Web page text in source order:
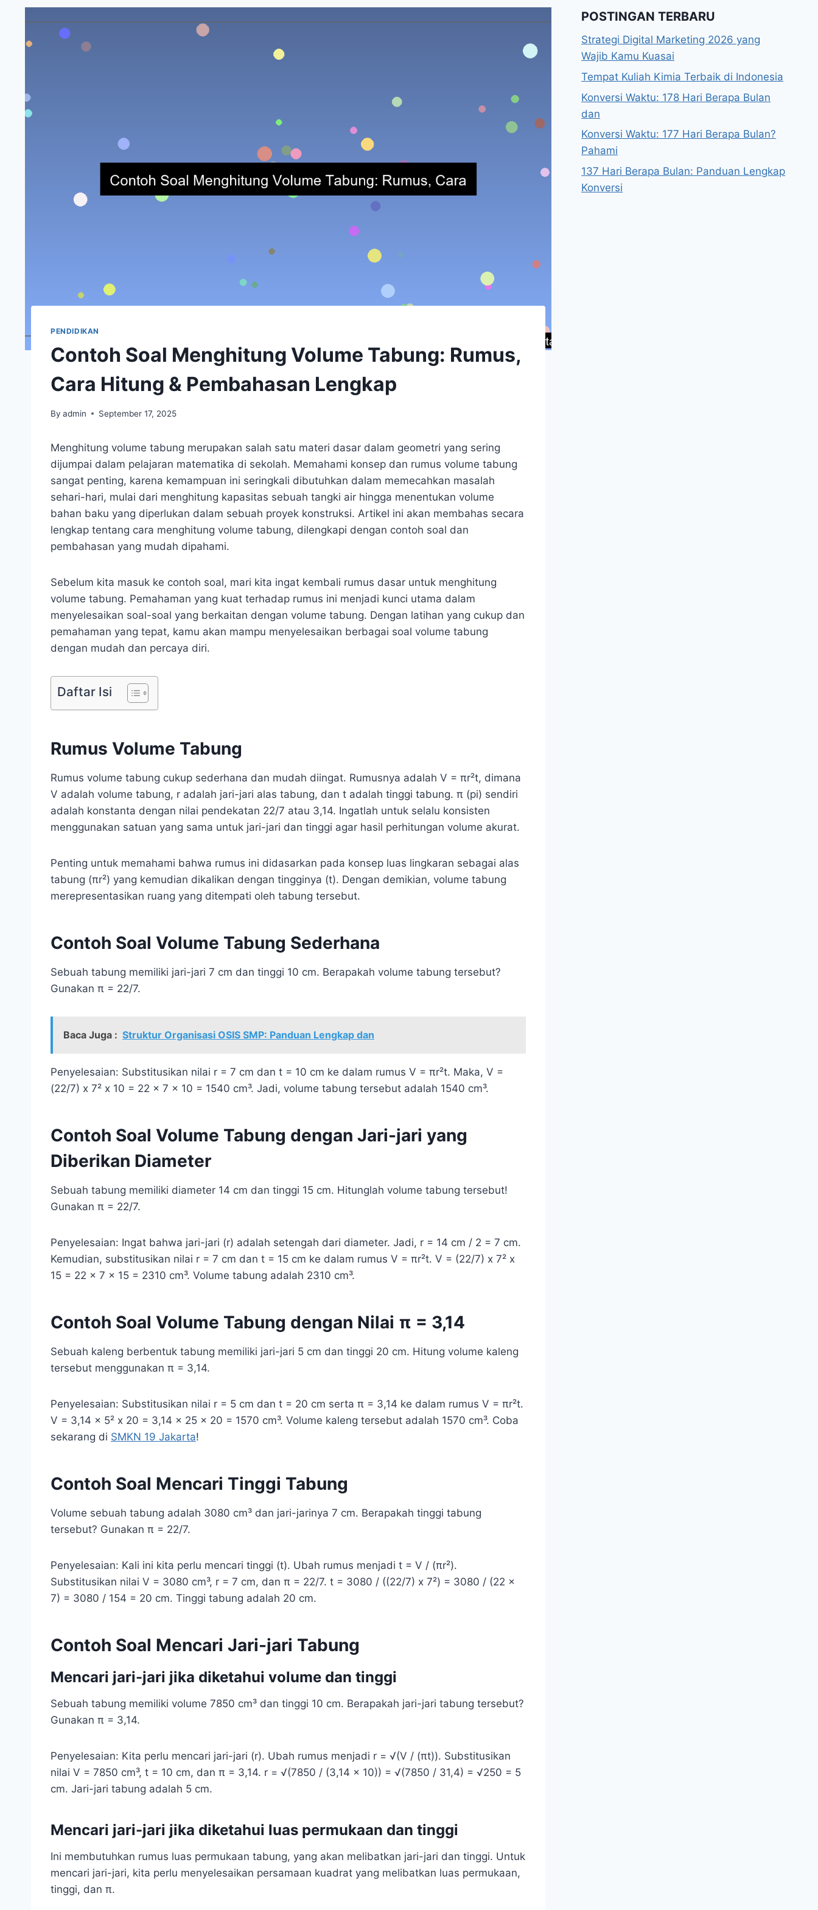
PENDIDIKAN
Contoh Soal Menghitung Volume Tabung: Rumus,
Cara Hitung & Pembahasan Lengkap
By admin September 17, 2025
Menghitung volume tabung merupakan salah satu materi dasar dalam geometri yang sering
dijumpai dalam pelajaran matematika di sekolah. Memahami konsep dan rumus volume tabung
sangat penting, karena kemampuan ini seringkali dibutuhkan dalam memecahkan masalah
sehari-hari, mulai dari menghitung kapasitas sebuah tangki air hingga menentukan volume
bahan baku yang diperlukan dalam sebuah proyek konstruksi. Artikel ini akan membahas secara
lengkap tentang cara menghitung volume tabung, dilengkapi dengan contoh soal dan
pembahasan yang mudah dipahami.
Sebelum kita masuk ke contoh soal, mari kita ingat kembali rumus dasar untuk menghitung
volume tabung. Pemahaman yang kuat terhadap rumus ini menjadi kunci utama dalam
menyelesaikan soal-soal yang berkaitan dengan volume tabung. Dengan latihan yang cukup dan
pemahaman yang tepat, kamu akan mampu menyelesaikan berbagai soal volume tabung
dengan mudah dan percaya diri.
Daftar Isi
Rumus Volume Tabung
Rumus volume tabung cukup sederhana dan mudah diingat. Rumusnya adalah V = πr²t, dimana
V adalah volume tabung, r adalah jari-jari alas tabung, dan t adalah tinggi tabung. π (pi) sendiri
adalah konstanta dengan nilai pendekatan 22/7 atau 3,14. Ingatlah untuk selalu konsisten
menggunakan satuan yang sama untuk jari-jari dan tinggi agar hasil perhitungan volume akurat.
Penting untuk memahami bahwa rumus ini didasarkan pada konsep luas lingkaran sebagai alas
tabung (πr²) yang kemudian dikalikan dengan tingginya (t). Dengan demikian, volume tabung
merepresentasikan ruang yang ditempati oleh tabung tersebut.
Contoh Soal Volume Tabung Sederhana
Sebuah tabung memiliki jari-jari 7 cm dan tinggi 10 cm. Berapakah volume tabung tersebut?
Gunakan π = 22/7.
Baca Juga : Struktur Organisasi OSIS SMP: Panduan Lengkap dan
Penyelesaian: Substitusikan nilai r = 7 cm dan t = 10 cm ke dalam rumus V = πr²t. Maka, V =
(22/7) x 7² x 10 = 22 x 7 x 10 = 1540 cm³. Jadi, volume tabung tersebut adalah 1540 cm³.
Contoh Soal Volume Tabung dengan Jari-jari yang
Diberikan Diameter
Sebuah tabung memiliki diameter 14 cm dan tinggi 15 cm. Hitunglah volume tabung tersebut!
Gunakan π = 22/7.
Penyelesaian: Ingat bahwa jari-jari (r) adalah setengah dari diameter. Jadi, r = 14 cm / 2 = 7 cm.
Kemudian, substitusikan nilai r = 7 cm dan t = 15 cm ke dalam rumus V = πr²t. V = (22/7) x 7² x
15 = 22 x 7 x 15 = 2310 cm³. Volume tabung adalah 2310 cm³.
Contoh Soal Volume Tabung dengan Nilai π = 3,14
Sebuah kaleng berbentuk tabung memiliki jari-jari 5 cm dan tinggi 20 cm. Hitung volume kaleng
tersebut menggunakan π = 3,14.
Penyelesaian: Substitusikan nilai r = 5 cm dan t = 20 cm serta π = 3,14 ke dalam rumus V = πr²t.
V = 3,14 x 5² x 20 = 3,14 x 25 x 20 = 1570 cm³. Volume kaleng tersebut adalah 1570 cm³. Coba
sekarang di SMKN 19 Jakarta!
Contoh Soal Mencari Tinggi Tabung
Volume sebuah tabung adalah 3080 cm³ dan jari-jarinya 7 cm. Berapakah tinggi tabung
tersebut? Gunakan π = 22/7.
Penyelesaian: Kali ini kita perlu mencari tinggi (t). Ubah rumus menjadi t = V / (πr²).
Substitusikan nilai V = 3080 cm³, r = 7 cm, dan π = 22/7. t = 3080 / ((22/7) x 7²) = 3080 / (22 x
7) = 3080 / 154 = 20 cm. Tinggi tabung adalah 20 cm.
Contoh Soal Mencari Jari-jari Tabung
Mencari jari-jari jika diketahui volume dan tinggi
Sebuah tabung memiliki volume 7850 cm³ dan tinggi 10 cm. Berapakah jari-jari tabung tersebut?
Gunakan π = 3,14.
Penyelesaian: Kita perlu mencari jari-jari (r). Ubah rumus menjadi r = √(V / (πt)). Substitusikan
nilai V = 7850 cm³, t = 10 cm, dan π = 3,14. r = √(7850 / (3,14 x 10)) = √(7850 / 31,4) = √250 = 5
cm. Jari-jari tabung adalah 5 cm.
Mencari jari-jari jika diketahui luas permukaan dan tinggi
Ini membutuhkan rumus luas permukaan tabung, yang akan melibatkan jari-jari dan tinggi. Untuk
mencari jari-jari, kita perlu menyelesaikan persamaan kuadrat yang melibatkan luas permukaan,
tinggi, dan π.
POSTINGAN TERBARU
Strategi Digital Marketing 2026 yang
Wajib Kamu Kuasai
Tempat Kuliah Kimia Terbaik di Indonesia
Konversi Waktu: 178 Hari Berapa Bulan
dan
Konversi Waktu: 177 Hari Berapa Bulan?
Pahami
137 Hari Berapa Bulan: Panduan Lengkap
Konversi